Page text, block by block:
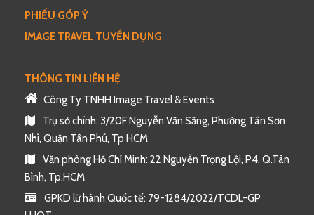
PHIẾU GÓP Ý
IMAGE TRAVEL TUYỂN DỤNG
THÔNG TIN LIÊN HỆ
Công Ty TNHH Image Travel & Events
Trụ sở chính: 3/20F Nguyễn Văn Săng, Phường Tân Sơn
Nhì, Quận Tân Phú, Tp HCM
Văn phòng Hồ Chí Minh: 22 Nguyễn Trọng Lội, P4, Q.Tân
Bình, Tp.HCM
GPKD lữ hành Quốc tế: 79-1284/2022/TCDL-GP